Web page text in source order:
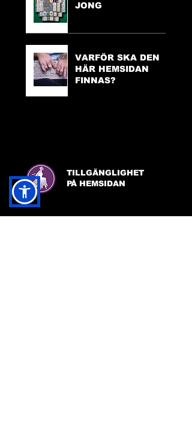
JONG
VARFÖR SKA DEN
HÄR HEMSIDAN
FINNAS?
TILLGÄNGLIGHET
PÅ HEMSIDAN